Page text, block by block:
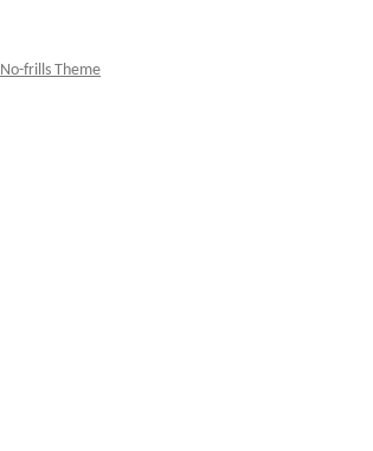
No-frills Theme